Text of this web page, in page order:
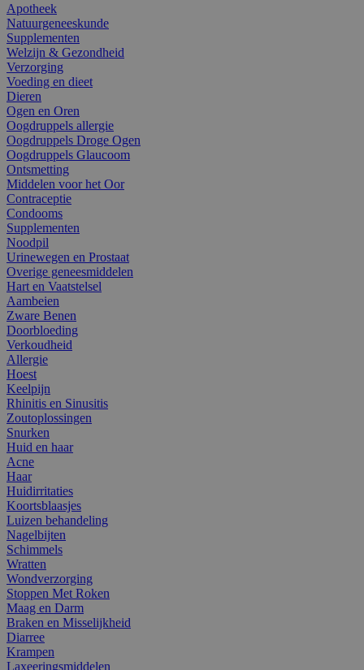
Apotheek
Natuurgeneeskunde
Supplementen
Welzijn & Gezondheid
Verzorging
Voeding en dieet
Dieren
Ogen en Oren
Oogdruppels allergie
Oogdruppels Droge Ogen
Oogdruppels Glaucoom
Ontsmetting
Middelen voor het Oor
Contraceptie
Condooms
Supplementen
Noodpil
Urinewegen en Prostaat
Overige geneesmiddelen
Hart en Vaatstelsel
Aambeien
Zware Benen
Doorbloeding
Verkoudheid
Allergie
Hoest
Keelpijn
Rhinitis en Sinusitis
Zoutoplossingen
Snurken
Huid en haar
Acne
Haar
Huidirritaties
Koortsblaasjes
Luizen behandeling
Nagelbijten
Schimmels
Wratten
Wondverzorging
Stoppen Met Roken
Maag en Darm
Braken en Misselijkheid
Diarree
Krampen
Laxeeringsmiddelen